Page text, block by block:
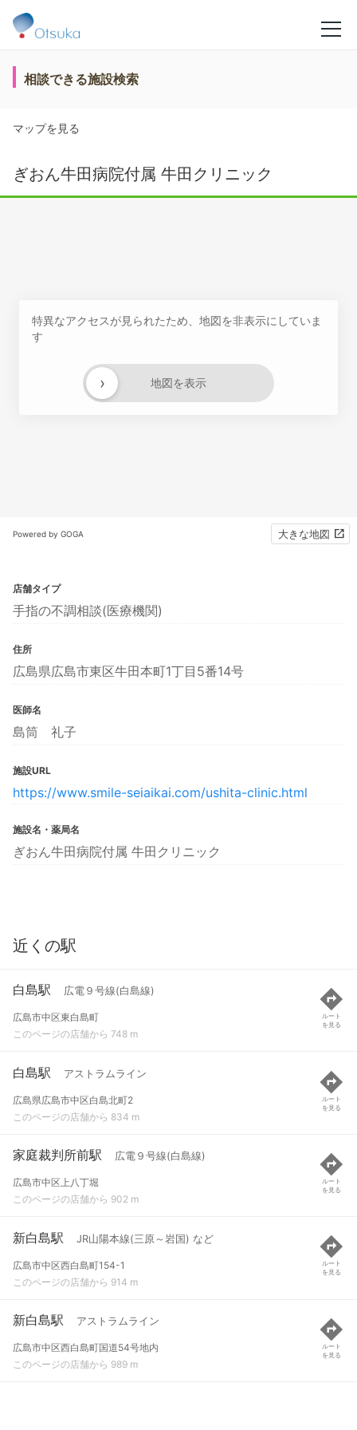
相談できる施設検索
マップを見る
ぎおん牛田病院付属 牛田クリニック
特異なアクセスが見られたため、地図を非表示にしていま
す
地図を表示
›
Powered by GOGA 大きな地図
店舗タイプ
手指の不調相談(医療機関)
住所
広島県広島市東区牛田本町1丁目5番14号
医師名
島筒 礼子
施設URL
https://www.smile-seiaikai.com/ushita-clinic.html
施設名・薬局名
ぎおん牛田病院付属 牛田クリニック
近くの駅
白島駅 広電９号線(白島線)
広島市中区東白島町
このページの店舗から 748 m
ルート
を見る
白島駅 アストラムライン
広島県広島市中区白島北町2
このページの店舗から 834 m
ルート
を見る
家庭裁判所前駅 広電９号線(白島線)
広島市中区上八丁堀
このページの店舗から 902 m
ルート
を見る
新白島駅 JR山陽本線(三原～岩国) など
広島市中区西白島町154-1
このページの店舗から 914 m
ルート
を見る
新白島駅 アストラムライン
広島市中区西白島町国道54号地内
このページの店舗から 989 m
ルート
を見る